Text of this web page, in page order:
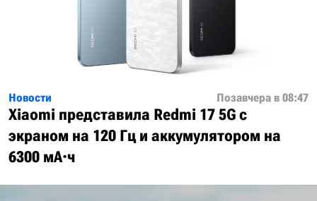
Новости Позавчера в 08:47
Xiaomi представила Redmi 17 5G с
экраном на 120 Гц и аккумулятором на
6300 мА·ч